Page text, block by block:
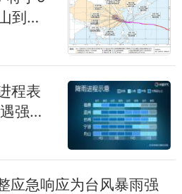
到福
程表
强降
应急响应为台风暴雨强